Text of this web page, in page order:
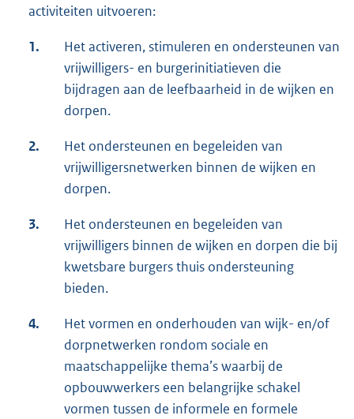
activiteiten uitvoeren:
1.
Het activeren, stimuleren en ondersteunen van
vrijwilligers- en burgerinitiatieven die
bijdragen aan de leefbaarheid in de wijken en
dorpen.
2.
Het ondersteunen en begeleiden van
vrijwilligersnetwerken binnen de wijken en
dorpen.
3.
Het ondersteunen en begeleiden van
vrijwilligers binnen de wijken en dorpen die bij
kwetsbare burgers thuis ondersteuning
bieden.
4.
Het vormen en onderhouden van wijk- en/of
dorpnetwerken rondom sociale en
maatschappelijke thema’s waarbij de
opbouwwerkers een belangrijke schakel
vormen tussen de informele en formele